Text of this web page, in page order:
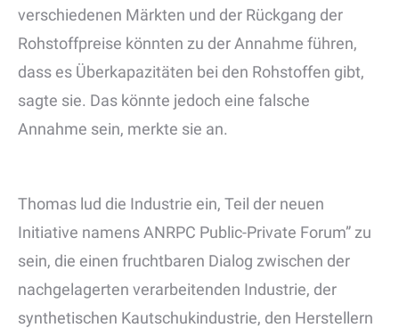
verschiedenen Märkten und der Rückgang der
Rohstoffpreise könnten zu der Annahme führen,
dass es Überkapazitäten bei den Rohstoffen gibt,
sagte sie. Das könnte jedoch eine falsche
Annahme sein, merkte sie an.
Thomas lud die Industrie ein, Teil der neuen
Initiative namens ANRPC Public-Private Forum” zu
sein, die einen fruchtbaren Dialog zwischen der
nachgelagerten verarbeitenden Industrie, der
synthetischen Kautschukindustrie, den Herstellern